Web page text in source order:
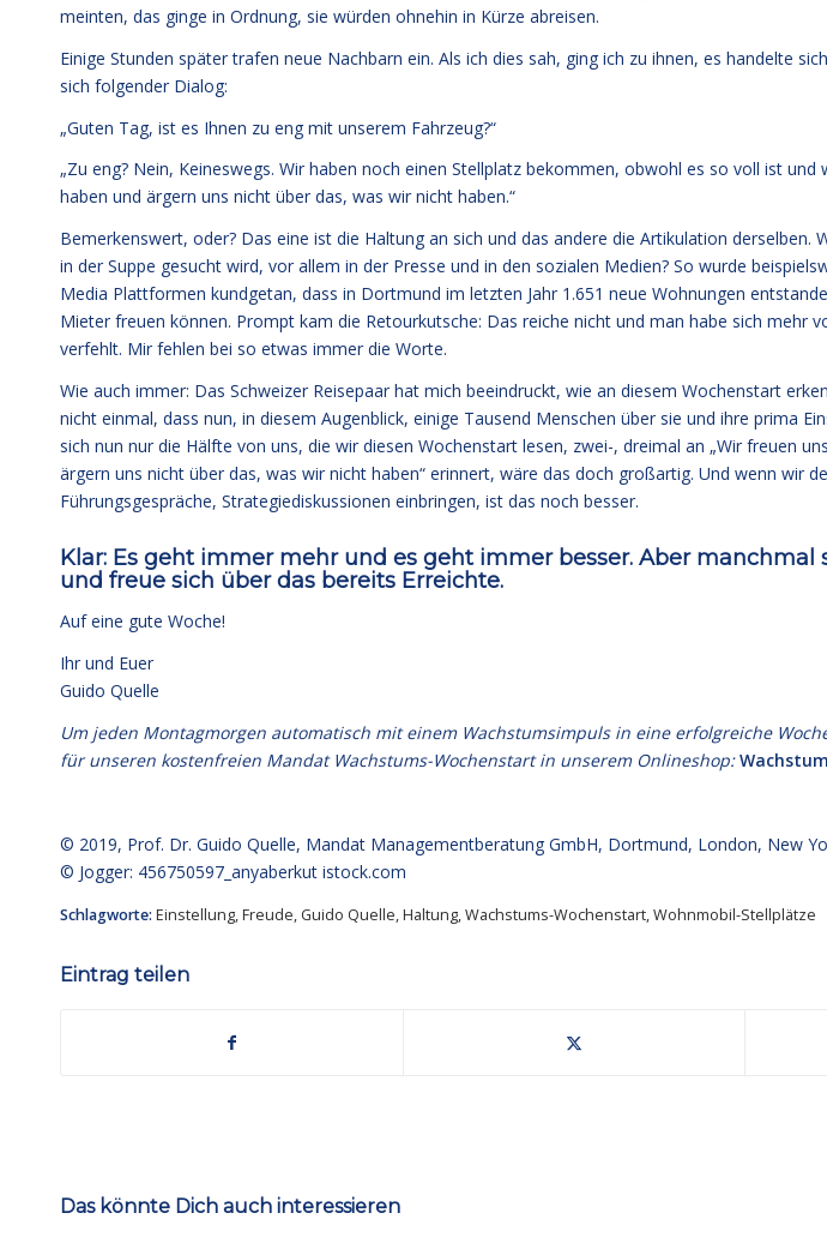
meinten, das ginge in Ordnung, sie würden ohnehin in Kürze abreisen.
Einige Stunden später trafen neue Nachbarn ein. Als ich dies sah, ging ich zu ihnen, es handelte
sich folgender Dialog:
„Guten Tag, ist es Ihnen zu eng mit unserem Fahrzeug?“
„Zu eng? Nein, Keineswegs. Wir haben noch einen Stellplatz bekommen, obwohl es so voll ist
haben und ärgern uns nicht über das, was wir nicht haben.“
Bemerkenswert, oder? Das eine ist die Haltung an sich und das andere die Artikulation derselben.
in der Suppe gesucht wird, vor allem in der Presse und in den sozialen Medien? So wurde
Media Plattformen kundgetan, dass in Dortmund im letzten Jahr 1.651 neue Wohnungen
Mieter freuen können. Prompt kam die Retourkutsche: Das reiche nicht und man habe sich mehr
verfehlt. Mir fehlen bei so etwas immer die Worte.
Wie auch immer: Das Schweizer Reisepaar hat mich beeindruckt, wie an diesem Wochenstart
nicht einmal, dass nun, in diesem Augenblick, einige Tausend Menschen über sie und ihre prima
sich nun nur die Hälfte von uns, die wir diesen Wochenstart lesen, zwei-, dreimal an „Wir freuen
ärgern uns nicht über das, was wir nicht haben“ erinnert, wäre das doch großartig. Und wenn wir
Führungsgespräche, Strategiediskussionen einbringen, ist das noch besser.
Klar: Es geht immer mehr und es geht immer besser. Aber manchmal
und freue sich über das bereits Erreichte.
Auf eine gute Woche!
Ihr und Euer
Guido Quelle
Um jeden Montagmorgen automatisch mit einem Wachstumsimpuls in eine erfolgreiche
für unseren kostenfreien Mandat Wachstums-Wochenstart in unserem Onlineshop:
© 2019, Prof. Dr. Guido Quelle, Mandat Managementberatung GmbH, Dortmund, London, New
© Jogger: 456750597_anyaberkut istock.com
Schlagworte: Einstellung,Freude, Guido Quelle,Haltung,Wachstums-Wochenstart,Wohnmobil-Stellplätze
Eintrag teilen
Das könnte Dich auch interessieren